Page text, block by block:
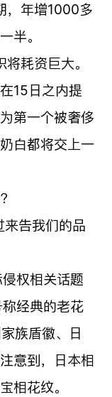
，年增1000多
半。
耗资巨大。
15日之内提
第一个被奢侈
白都将交上一
来告我们的品
权相关话题
经典的老花
族盾徽、日
意到，日本相
相花纹。